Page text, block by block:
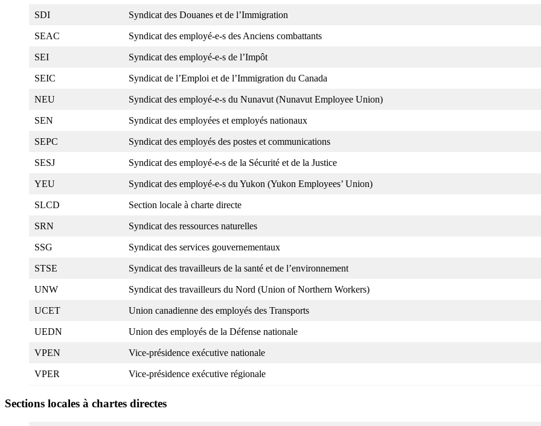
SDI Syndicat des Douanes et de l’Immigration
SEAC Syndicat des employé-e-s des Anciens combattants
SEI Syndicat des employé-e-s de l’Impôt
SEIC Syndicat de l’Emploi et de l’Immigration du Canada
NEU Syndicat des employé-e-s du Nunavut (Nunavut Employee Union)
SEN Syndicat des employées et employés nationaux
SEPC Syndicat des employés des postes et communications
SESJ Syndicat des employé-e-s de la Sécurité et de la Justice
YEU Syndicat des employé-e-s du Yukon (Yukon Employees’ Union)
SLCD Section locale à charte directe
SRN Syndicat des ressources naturelles
SSG Syndicat des services gouvernementaux
STSE Syndicat des travailleurs de la santé et de l’environnement
UNW Syndicat des travailleurs du Nord (Union of Northern Workers)
UCET Union canadienne des employés des Transports
UEDN Union des employés de la Défense nationale
VPEN Vice-présidence exécutive nationale
VPER Vice-présidence exécutive régionale
Sections locales à chartes directes